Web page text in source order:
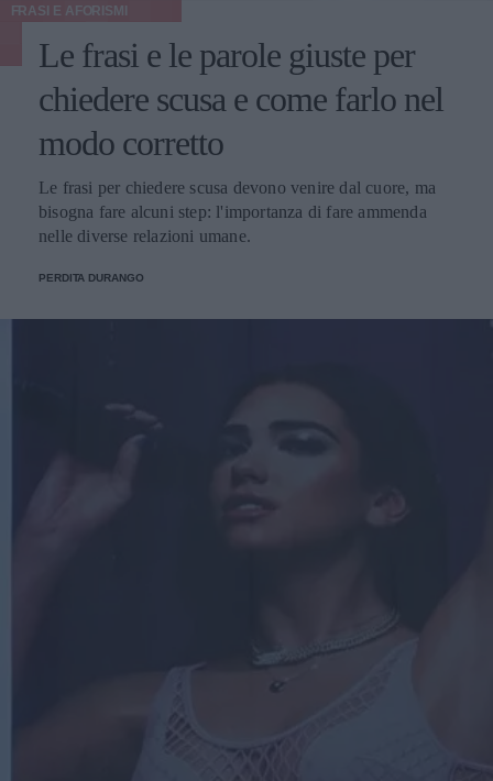
FRASI E AFORISMI
Le frasi e le parole giuste per
chiedere scusa e come farlo nel
modo corretto
Le frasi per chiedere scusa devono venire dal cuore, ma
bisogna fare alcuni step: l'importanza di fare ammenda
nelle diverse relazioni umane.
PERDITA DURANGO